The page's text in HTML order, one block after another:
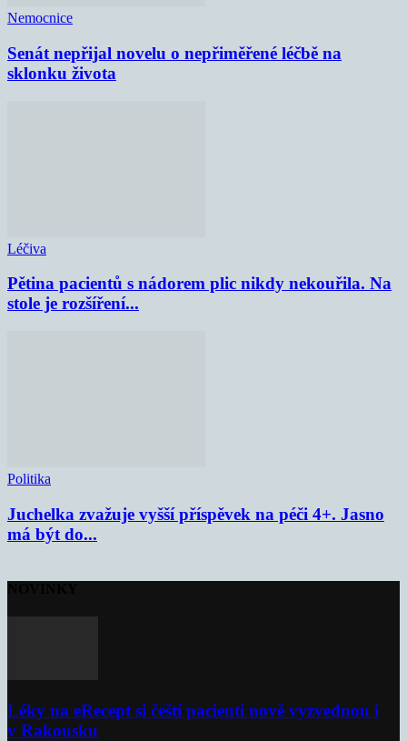
Nemocnice
Senát nepřijal novelu o nepřiměřené léčbě na
sklonku života
Léčiva
Pětina pacientů s nádorem plic nikdy nekouřila. Na
stole je rozšíření...
Politika
Juchelka zvažuje vyšší příspěvek na péči 4+. Jasno
má být do...
Léky na eRecept si čeští pacienti nově vyzvednou i
v Rakousku